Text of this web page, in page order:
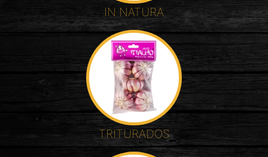
IN NATURA
TRITURADOS